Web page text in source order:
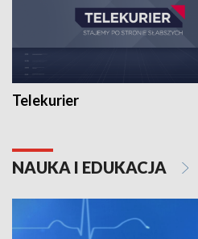
Telekurier
NAUKA I EDUKACJA